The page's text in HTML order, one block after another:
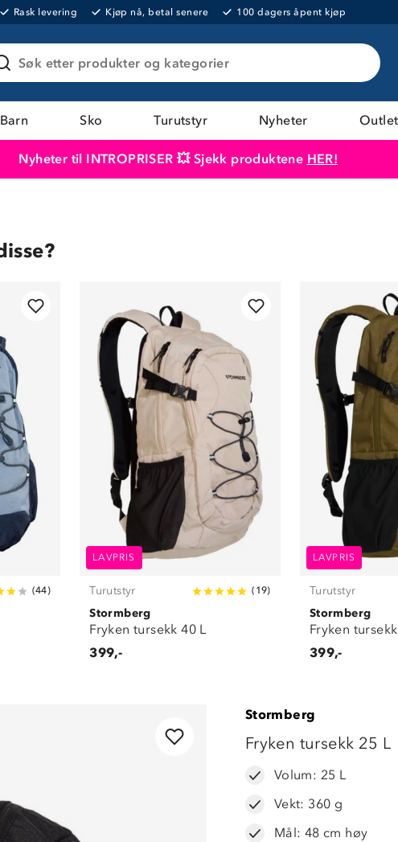
Rask levering Kjøp nå, betal senere 100 dagers åpent kjøp
Søk etter produkter og kategorier
Barn Sko Turutstyr Nyheter Outlet
Nyheter til INTROPRISER 💥 Sjekk produktene HER!
(44)
LAVPRIS
Turutstyr ( 19)
Stormberg
Fryken tursekk 40 L
399,-
LAVPRIS
Turutstyr
Stormberg
Fryken
399,-
Stormberg
Fryken tursekk 25 L
Volum: 25 L
Vekt: 360 g
Mål: 48 cm høy